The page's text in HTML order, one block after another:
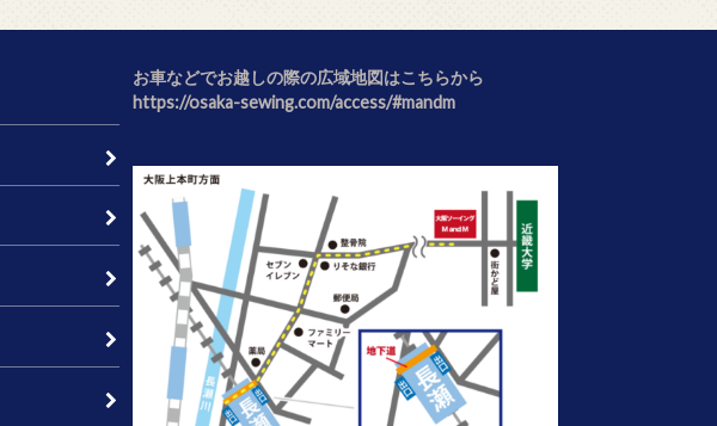
お車などでお越しの際の広域地図はこちらから
https://osaka-sewing.com/access/#mandm